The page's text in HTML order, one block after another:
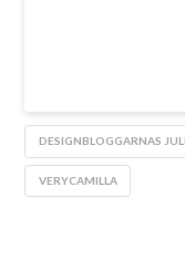
DESIGNBLOGGARNAS
VERYCAMILLA